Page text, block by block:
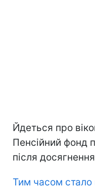
Йдеться про
Пенсійний фонд
після
Тим часом стало